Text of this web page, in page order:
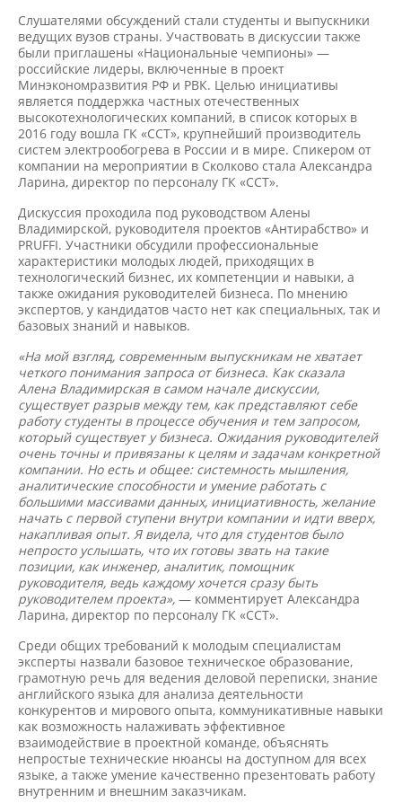
Слушателями обсуждений стали студенты и выпускники
ведущих вузов страны. Участвовать в дискуссии также
были приглашены «Национальные чемпионы» —
российские лидеры, включенные в проект
Минэкономразвития РФ и РВК. Целью инициативы
является поддержка частных отечественных
высокотехнологических компаний, в список которых в
2016 году вошла ГК «ССТ», крупнейший производитель
систем электрообогрева в России и в мире. Спикером от
компании на мероприятии в Сколково стала Александра
Ларина, директор по персоналу ГК «ССТ».
Дискуссия проходила под руководством Алены
Владимирской, руководителя проектов «Антирабство» и
PRUFFI. Участники обсудили профессиональные
характеристики молодых людей, приходящих в
технологический бизнес, их компетенции и навыки, а
также ожидания руководителей бизнеса. По мнению
экспертов, у кандидатов часто нет как специальных, так и
базовых знаний и навыков.
«На мой взгляд, современным выпускникам не хватает
четкого понимания запроса от бизнеса. Как сказала
Алена Владимирская в самом начале дискуссии,
существует разрыв между тем, как представляют себе
работу студенты в процессе обучения и тем запросом,
который существует у бизнеса. Ожидания руководителей
очень точны и привязаны к целям и задачам конкретной
компании. Но есть и общее: системность мышления,
аналитические способности и умение работать с
большими массивами данных, инициативность, желание
начать с первой ступени внутри компании и идти вверх,
накапливая опыт. Я видела, что для студентов было
непросто услышать, что их готовы звать на такие
позиции, как инженер, аналитик, помощник
руководителя, ведь каждому хочется сразу быть
руководителем проекта», — комментирует Александра
Ларина, директор по персоналу ГК «ССТ».
Среди общих требований к молодым специалистам
эксперты назвали базовое техническое образование,
грамотную речь для ведения деловой переписки, знание
английского языка для анализа деятельности
конкурентов и мирового опыта, коммуникативные навыки
как возможность налаживать эффективное
взаимодействие в проектной команде, объяснять
непростые технические нюансы на доступном для всех
языке, а также умение качественно презентовать работу
внутренним и внешним заказчикам.